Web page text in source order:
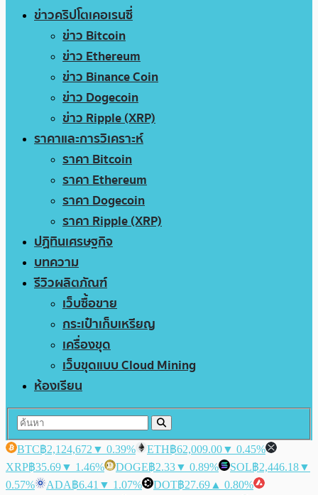
ข่าวคริปโตเคอเรนซี่
ข่าว Bitcoin
ข่าว Ethereum
ข่าว Binance Coin
ข่าว Dogecoin
ข่าว Ripple (XRP)
ราคาและการวิเคราะห์
ราคา Bitcoin
ราคา Ethereum
ราคา Dogecoin
ราคา Ripple (XRP)
ปฏิทินเศรษฐกิจ
บทความ
รีวิวผลิตภัณฑ์
เว็บซื้อขาย
กระเป๋าเก็บเหรียญ
เครื่องขุด
เว็บขุดแบบ Cloud Mining
ห้องเรียน
BTC฿2,124,672 ▼ 0.39% ETH฿62,009.00▼ 0.45%
XRP฿35.69▼ 1.46% DOGE฿2.33▼ 0.89% SOL฿2,446.18▼
0.57%
ADA฿6.41 ▼ 1.07% DOT฿27.69 ▲ 0.80%